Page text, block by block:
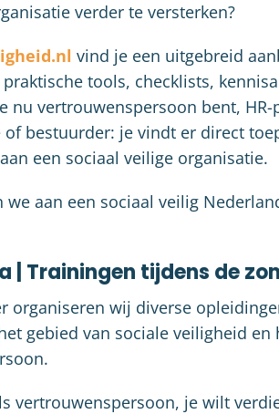
verder te versterken?
vind je een uitgebreid
tools, checklists,
nu vertrouwenspersoon bent,
of bestuurder: je vindt er direct
een sociaal veilige organisatie.
we aan een sociaal veilig
| Trainingen tijdens de
organiseren wij diverse
gebied van sociale veiligheid en
vertrouwenspersoon, je wilt